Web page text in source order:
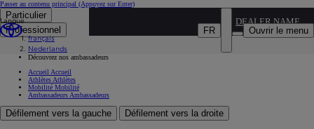
Passer au contenu principal (Appuyez sur Enter)
Particulier
Professionnel
DEALER NAME
FR
Langue
français
Nederlands
Ouvrir le menu
...
Découvrez Toyota
Débutez votre voyage vers l’impossible
Découvrez nos ambassadeurs
Accueil Accueil
Athlètes Athlètes
Mobilité Mobilité
Ambassadeurs Ambassadeurs
Défilement vers la gauche Défilement vers la droite